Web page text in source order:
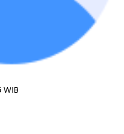
WIB